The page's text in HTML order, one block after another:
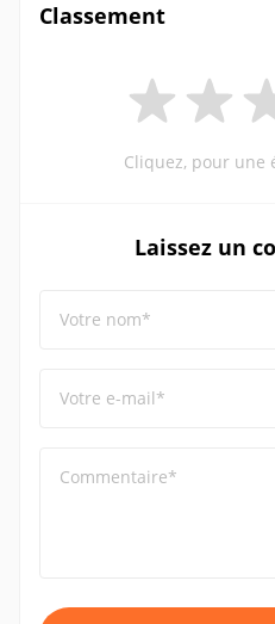
Classement
Cliquez, pour une
Laissez un
Votre nom*
Votre e-mail*
Commentaire*